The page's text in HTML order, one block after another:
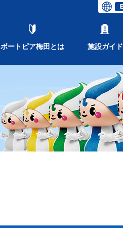
ボートピア梅田とは 施設ガイド